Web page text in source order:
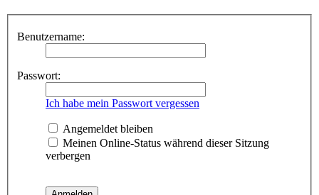
Benutzername:
Passwort:
Ich habe mein Passwort vergessen
Angemeldet bleiben
Meinen Online-Status während dieser Sitzung
verbergen